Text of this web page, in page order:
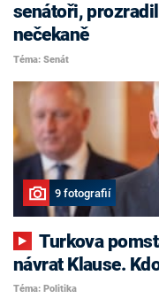
senátoři,
nečekaně
Téma: Senát
9 fotografií
Turkova pomsta, nekonfliktní Havlíček i
návrat Klause.
Téma: Politika